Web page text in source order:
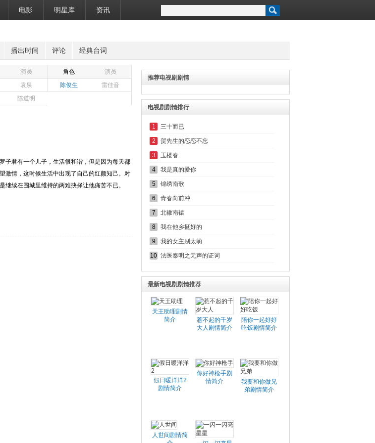
电影 明星库 资讯
播出时间 评论 经典台词
演员 角色
演员
袁泉 陈俊生
雷佳音
陈道明
子君有一个儿子，生活很和谐，但是因为每天都
激情，这时候生活中出现了自己的红颜知己。对
续在围城里维持的两难抉择让他痛苦不已。
推荐电视剧剧情
电视剧剧情排行
1 三十而已
2 贺先生的恋恋不忘
3 玉楼春
4 我是真的爱你
5 锦绣南歌
6 青春向前冲
7 北辙南辕
8 我在他乡挺好的
9 我的女主别太萌
10 法医秦明之无声的证词
最新电视剧剧情推荐
天王助理剧情
简介
惹不起的千岁
大人剧情简介
陪你一起好好
吃饭剧情简介
假日暖洋洋2
剧情简介
你好神枪手剧
情简介
我要和你做兄
弟剧情简介
人世间剧情简